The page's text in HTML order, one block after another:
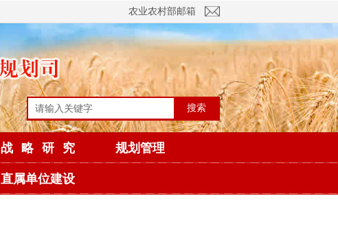
农业农村部邮箱
搜索
战略研究 规划管理
直属单位建设